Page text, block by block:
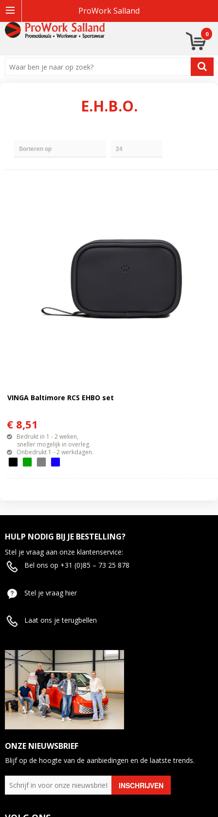
ProWork Salland
0
E.H.B.O.
VINGA Baltimore RCS EHBO set
€ 8,51
Bedrukt in 1 - 2 weken,
sneller mogelijk in overleg.
Onbedrukt 1 - 2 werkdagen.
HULP NODIG BIJ JE BESTELLING?
Stel je vraag aan onze klantenservice:
Bel ons op +31 (0)85 – 73 25 878
Stel je vraag hier
Laat ons je terugbellen
ONZE NIEUWSBRIEF
Blijf op de hoogte van de aanbiedingen en de laatste trends.